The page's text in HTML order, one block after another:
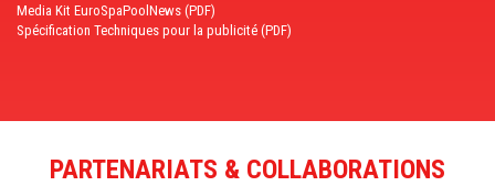
Media Kit EuroSpaPoolNews (PDF)
Spécification Techniques pour la publicité (PDF)
PARTENARIATS & COLLABORATIONS